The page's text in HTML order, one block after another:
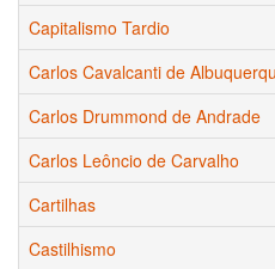
Capitalismo Tardio
Carlos Cavalcanti de
Carlos Drummond de Andrade
Carlos Leôncio de Carvalho
Cartilhas
Castilhismo